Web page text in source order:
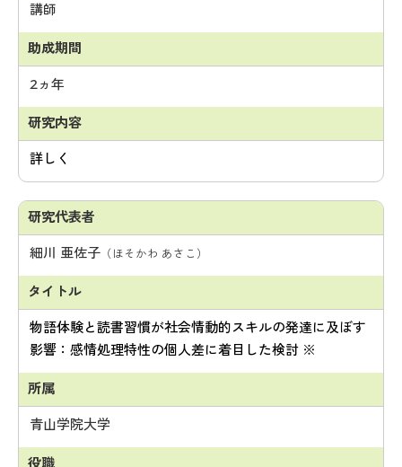
講師
2ヵ年
詳しく
細川 亜佐子 （ほそかわ あさこ）
物語体験と読書習慣が社会情動的スキルの発達に及ぼす
影響：感情処理特性の個人差に着目した検討 ※
青山学院大学